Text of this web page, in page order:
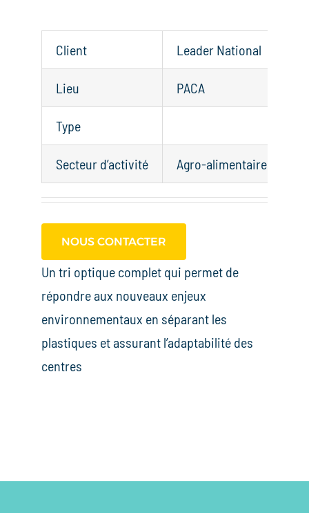
Client Leader National
Lieu PACA
Type
Secteur d’activité Agro-alimentaire
NOUS CONTACTER
Un tri optique complet qui permet de
répondre aux nouveaux enjeux
environnementaux en séparant les
plastiques et assurant l’adaptabilité des
centres